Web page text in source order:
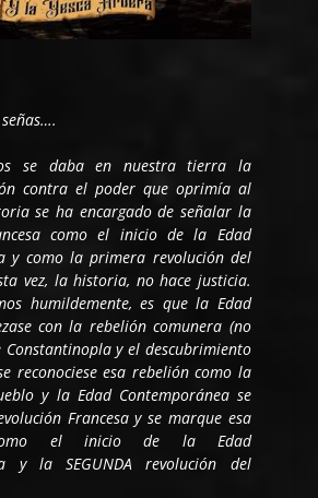
se daba en nuestra tierra la
contra el poder que oprimía al
se ha encargado de señalar la
como el inicio de la Edad
y como la primera revolución del
vez, la historia, no hace justicia.
humildemente, es que la Edad
con la rebelión comunera (no
y el descubrimiento
reconociese esa rebelión como la
y la Edad Contemporánea se
Francesa y se marque esa
como el inicio de la Edad
y la SEGUNDA revolución del